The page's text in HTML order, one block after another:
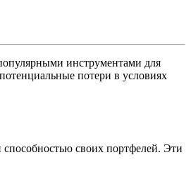
инструментами для
потери в условиях
своих портфелей. Эти